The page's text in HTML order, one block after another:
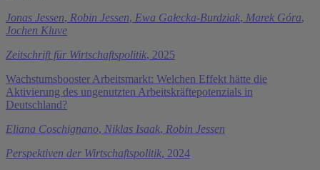
Jonas Jessen, Robin Jessen, Ewa Gałecka-Burdziak, Marek Góra,
Jochen Kluve
Zeitschrift für Wirtschaftspolitik, 2025
Wachstumsbooster Arbeitsmarkt: Welchen Effekt hätte die
Aktivierung des ungenutzten Arbeitskräftepotenzials in
Deutschland?
Eliana Coschignano, Niklas Isaak, Robin Jessen
Perspektiven der Wirtschaftspolitik, 2024